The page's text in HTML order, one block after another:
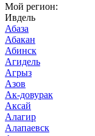
Мой регион:
Ивдель
Абаза
Абакан
Абинск
Агидель
Агрыз
Азов
Ак-довурак
Аксай
Алагир
Алапаевск